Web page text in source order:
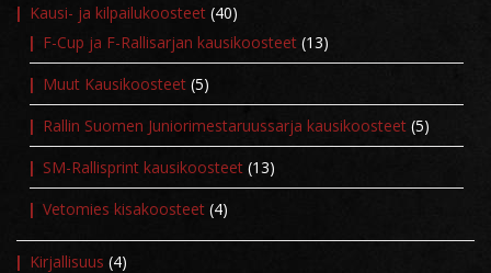
Kausi- ja kilpailukoosteet (40)
F-Cup ja F-Rallisarjan kausikoosteet (13)
Muut Kausikoosteet (5)
Rallin Suomen Juniorimestaruussarja kausikoosteet (5)
SM-Rallisprint kausikoosteet (13)
Vetomies kisakoosteet (4)
Kirjallisuus (4)